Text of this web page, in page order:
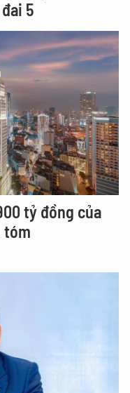
5
tỷ đồng của
tóm